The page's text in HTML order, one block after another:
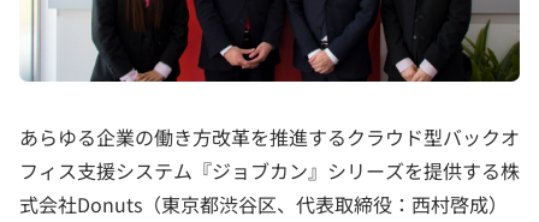
あらゆる企業の働き方改革を推進するクラウド型バックオ
フィス支援システム『ジョブカン』シリーズを提供する株
式会社Donuts（東京都渋谷区、代表取締役：西村啓成）